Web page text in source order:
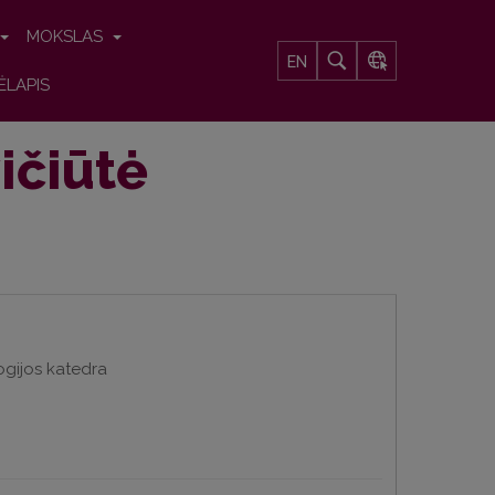
MOKSLAS
EN
katedra